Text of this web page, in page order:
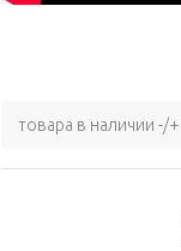
товара в наличии -/+